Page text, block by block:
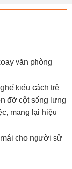
văn phòng
kiểu cách trẻ
đỡ cột sống lưng
mang lại hiệu
cho người sử